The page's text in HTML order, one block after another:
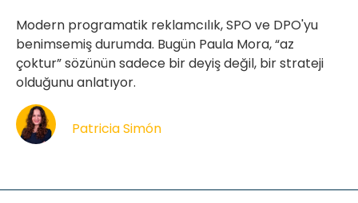
Modern programatik reklamcılık, SPO ve DPO'yu
benimsemiş durumda. Bugün Paula Mora, “az
çoktur” sözünün sadece bir deyiş değil, bir strateji
olduğunu anlatıyor.
Patricia Simón